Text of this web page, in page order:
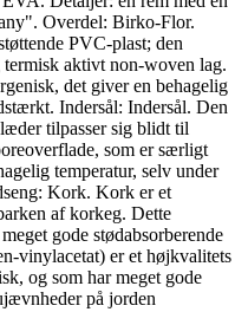
Overdel: Birko-Flor.
PVC-plast; den
aktivt non-woven lag.
det giver en behagelig
Indersål: Indersål. Den
tilpasser sig blidt til
som er særligt
temperatur, selv under
Kork. Kork er et
af korkeg. Dette
gode stødabsorberende
vinylacetat) er et højkvalitets
og som har meget gode
på jorden